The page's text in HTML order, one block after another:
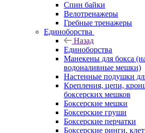
Спин байки
Велотренажеры
Гребные тренажеры
Единоборства
Назад
Единоборства
Манекены для бокса
водоналивные мешки)
Настенные подушки
Крепления, цепи,
боксерских мешков
Боксерские мешки
Боксерские груши
Боксерские перчатки
Боксерские ринги,